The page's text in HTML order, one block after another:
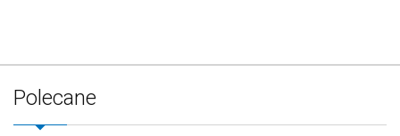
Polecane